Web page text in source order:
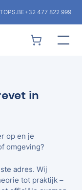
+32 477 822 999
in
op en je
omgeving?
adres. Wij
tot praktijk –